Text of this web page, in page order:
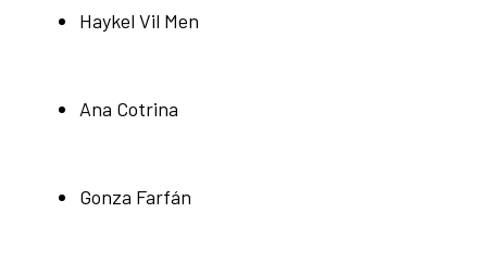
Haykel Vil Men
Ana Cotrina
Gonza Farfán